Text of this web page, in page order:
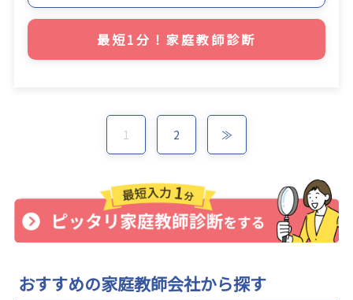
最短1分！家庭教師診断
1 2 ≫
おすすめの家庭教師会社から探す